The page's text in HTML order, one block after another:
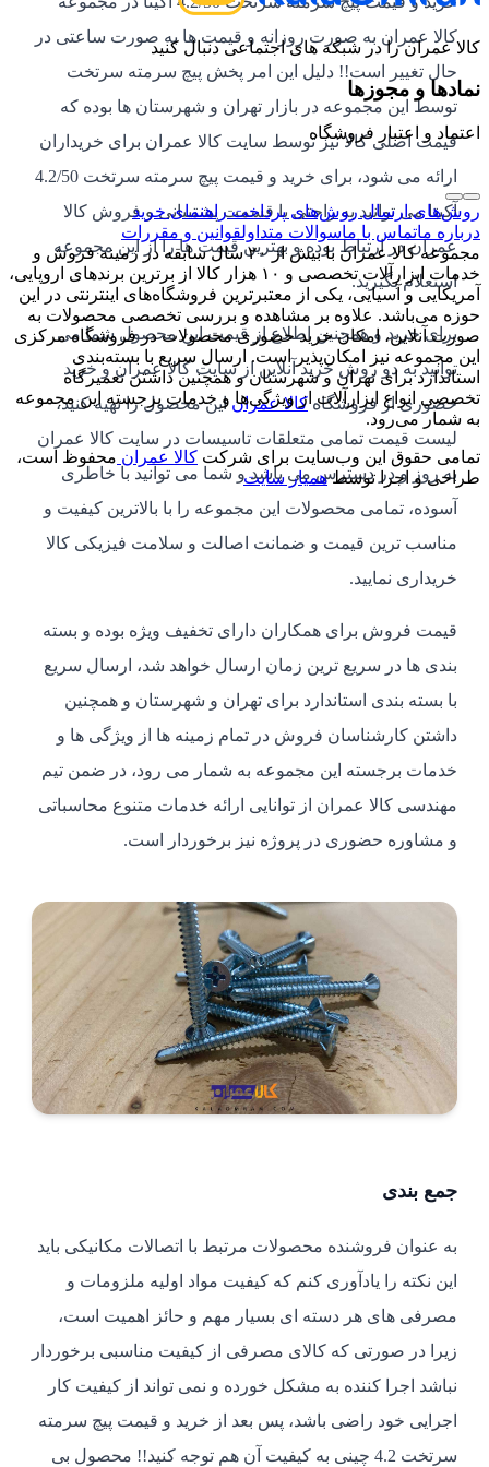
کالا عمران به صورت روزانه و قیمت ها به صورت ساعتی در
حال تغییر است!! دلیل این امر پخش پیچ سرمته سرتخت
توسط این مجموعه در بازار تهران و شهرستان ها بوده که
قیمت اصلی کالا نیز توسط سایت کالا عمران برای خریداران
ارائه می شود، برای خرید و قیمت پیچ سرمته سرتخت 4.2/50
آکیتا می توانید به راحتی با قسمت پشتیبانی و فروش کالا
عمران در ارتباط بوده و بهترین قیمت ها را از این مجموعه
استعلام بگیرید.
برای خرید و همچنین اطلاع از قیمت این محصول شما می
توانید به دو روش خرید آنلاین از سایت کالا عمران و خرید
حضوری از فروشگاهکالا عمراناین محصول را تهیه کنید،
لیست قیمت تمامی متعلقات تاسیسات در سایت کالا عمران
به روز و در دسترس می باشد و شما می توانید با خاطری
آسوده، تمامی محصولات این مجموعه را با بالاترین کیفیت و
مناسب ترین قیمت و ضمانت اصالت و سلامت فیزیکی کالا
خریداری نمایید.
قیمت فروش برای همکاران دارای تخفیف ویژه بوده و بسته
بندی ها در سریع ترین زمان ارسال خواهد شد، ارسال سریع
با بسته بندی استاندارد برای تهران و شهرستان و همچنین
داشتن کارشناسان فروش در تمام زمینه ها از ویژگی ها و
خدمات برجسته این مجموعه به شمار می رود، در ضمن تیم
مهندسی کالا عمران از توانایی ارائه خدمات متنوع محاسباتی
و مشاوره حضوری در پروژه نیز برخوردار است.
جمع بندی
به عنوان فروشنده محصولات مرتبط با اتصالات مکانیکی باید
این نکته را یادآوری کنم که کیفیت مواد اولیه ملزومات و
مصرفی های هر دسته ای بسیار مهم و حائز اهمیت است،
زیرا در صورتی که کالای مصرفی از کیفیت مناسبی برخوردار
نباشد اجرا کننده به مشکل خورده و نمی تواند از کیفیت کار
اجرایی خود راضی باشد، پس بعد از خرید و قیمت پیچ سرمته
سرتخت 4.2 چینی به کیفیت آن هم توجه کنید!! محصول بی
کالا عمران را در شبکه های اجتماعی دنبال کنید
نمادها و مجوزها
اعتماد و اعتبار فروشگاه
روش‌های ارسالروش‌های پرداختراهنمای خرید
درباره ماتماس با ماسوالات متداولقوانین و مقررات
مجموعه کالا عمران با بیش از ۲۰ سال سابقه در زمینه فروش و
خدمات ابزارآلات تخصصی و ۱۰ هزار کالا از برترین برندهای اروپایی،
آمریکایی و آسیایی، یکی از معتبرترین فروشگاه‌های اینترنتی در این
حوزه می‌باشد. علاوه بر مشاهده و بررسی تخصصی محصولات به
صورت آنلاین، امکان خرید حضوری محصولات در فروشگاه مرکزی
این مجموعه نیز امکان‌پذیر است. ارسال سریع با بسته‌بندی
استاندارد برای تهران و شهرستان و همچنین داشتن تعمیرگاه
تخصصی انواع ابزارآلات از ویژگی‌ها و خدمات برجسته این مجموعه
به شمار می‌رود.
تمامی حقوق این وب‌سایت برای شرکت کالا عمران محفوظ است،
طراحی و اجرا توسطهمیار سایت